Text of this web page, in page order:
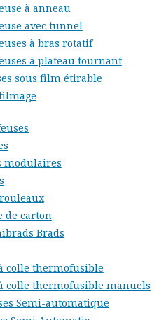
à anneau
avec tunnel
à bras rotatif
à plateau tournant
sous film étirable
modulaires
de carton
Brads
colle thermofusible
colle thermofusible manuels
Semi-automatique